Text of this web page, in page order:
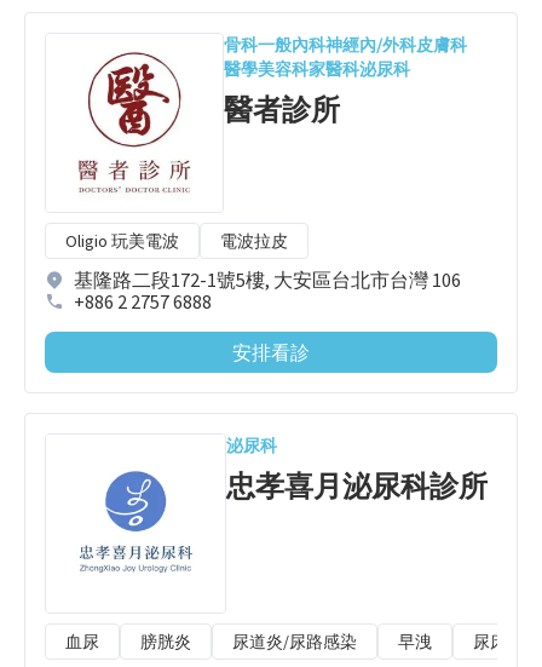
骨科一般內科神經內/外科皮膚科
醫學美容科家醫科泌尿科
醫者診所
Oligio 玩美電波 電波拉皮
基隆路二段172-1號5樓, 大安區台北市台灣 106
+886 2 2757 6888
安排看診
泌尿科
忠孝喜月泌尿科診所
血尿 膀胱炎 尿道炎/尿路感染 早洩 尿床